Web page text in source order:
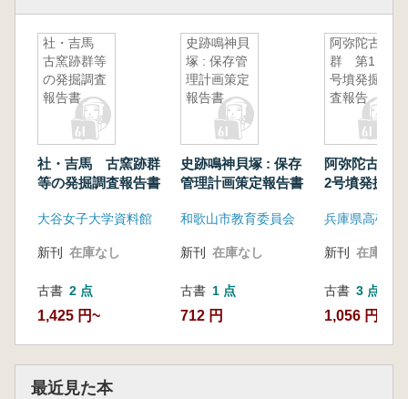
社・吉馬
古窯跡群等
の発掘調査
報告書
社・吉馬 古窯跡群
等の発掘調査報告書
大谷女子大学資料館
新刊 在庫なし
古書 2 点
1,425 円~
史跡鳴神貝
塚 : 保存管
理計画策定
報告書
史跡鳴神貝塚 : 保存
管理計画策定報告書
和歌山市教育委員会
新刊 在庫なし
古書 1 点
712 円
阿弥陀古墳
群 第1・2
号墳発掘調
査報告
阿弥陀古墳
2号墳発掘調
新刊 在庫なし
古書 3 点
1,056 円~
最近見た本